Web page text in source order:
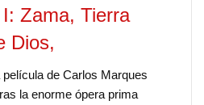
Zama, Tierra
Dios,
de Carlos Marques
la enorme ópera prima